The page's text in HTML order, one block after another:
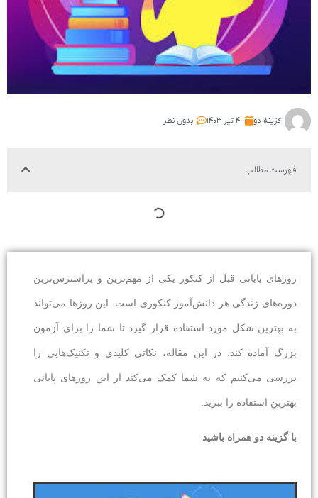
گزینه دو ۴ تیر ۱۴۰۳ بدون نظر
فهرست مطالب
روزهای پایانی قبل از کنکور یکی از مهم‌ترین و پراسترس‌ترین
دوره‌های زندگی هر دانش‌آموز کنکوری است. این روزها می‌تواند
به بهترین شکل مورد استفاده قرار گیرد تا شما را برای آزمون
بزرگ آماده کند. در این مقاله، نکاتی کلیدی و تکنیک‌هایی را
بررسی می‌کنیم که به شما کمک می‌کند از این روزهای پایانی
بهترین استفاده را ببرید.
با گزینه دو همراه باشید